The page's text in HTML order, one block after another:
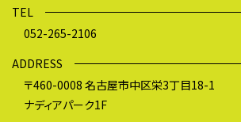
TEL
052-265-2106
ADDRESS
〒460-0008 名古屋市中区栄3丁目18-1
ナディアパーク1F